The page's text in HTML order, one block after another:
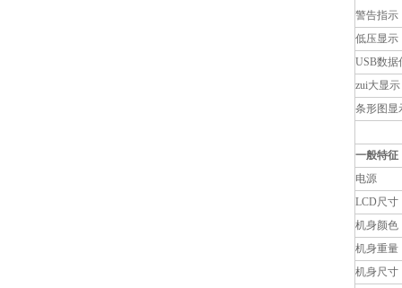
警告指示
低压显示
USB数据
zui大显示
条形图显
一般特征
电源
LCD尺寸
机身颜色
机身重量
机身尺寸